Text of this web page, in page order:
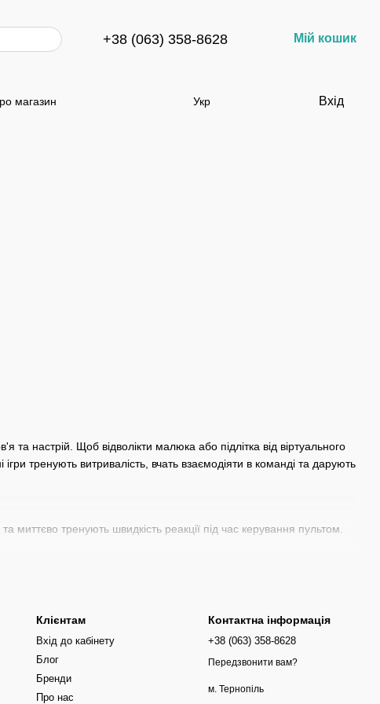
+38 (063) 358-8628 Мій кошик
магазин Укр Вхід
настрій. Щоб відволікти малюка або підлітка від віртуального
тренують витривалість, вчать взаємодіяти в команді та дарують
миттєво тренують швидкість реакції під час керування пультом.
дні біля басейну, на морі або на дачі.
для здорового росту дитини.
удари та зіткнення.
Клієнтам
Вхід до кабінету
Блог
Бренди
Про нас
Контактна інформація
+38 (063) 358-8628
Передзвонити вам?
м. Тернопіль